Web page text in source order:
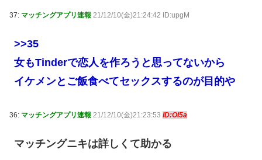
37: マッチングアプリ速報 21/12/10(金)21:24:42 ID:upgM
>>35
女もTinderで恋人を作ろうと思ってないから
イケメンとご飯食べてセックスするのが目的や
36: マッチングアプリ速報 21/12/10(金)21:23:53 ID:Ol5a
マッチングニキは詳しくて助かる